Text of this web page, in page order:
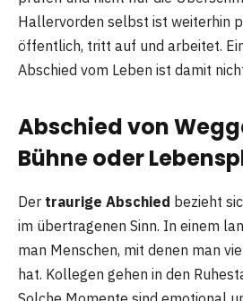
Hallervorden selbst ist weiterhin
öffentlich, tritt auf und arbeitet.
Abschied vom Leben ist damit
Abschied von
Bühne oder
Der traurige Abschied bezieht
im übertragenen Sinn. In einem
man Menschen, mit denen man
hat. Kollegen gehen in den